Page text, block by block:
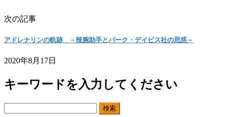
次の記事
アドレナリンの軌跡 －辣腕助手とパーク・デイビス社の思惑－
2020年8月17日
キーワードを入力してください